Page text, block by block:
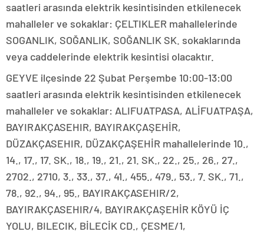
saatleri arasında elektrik kesintisinden etkilenecek
mahalleler ve sokaklar: ÇELTIKLER mahallelerinde
SOGANLIK, SOĞANLIK, SOĞANLIK SK. sokaklarında
veya caddelerinde elektrik kesintisi olacaktır.
GEYVE ilçesinde 22 Şubat Perşembe 10:00-13:00
saatleri arasında elektrik kesintisinden etkilenecek
mahalleler ve sokaklar: ALIFUATPASA, ALİFUATPAŞA,
BAYIRAKÇASEHIR, BAYIRAKÇAŞEHİR,
DÜZAKÇASEHIR, DÜZAKÇAŞEHİR mahallelerinde 10.,
14., 17., 17. SK., 18., 19., 21., 21. SK., 22., 25., 26., 27.,
2702., 2710, 3., 33., 37., 41., 455., 479., 53., 7. SK., 71.,
78., 92., 94., 95., BAYIRAKÇASEHIR/2,
BAYIRAKÇASEHIR/4, BAYIRAKÇAŞEHİR KÖYÜ İÇ
YOLU, BILECIK, BİLECİK CD., ÇESME/1,